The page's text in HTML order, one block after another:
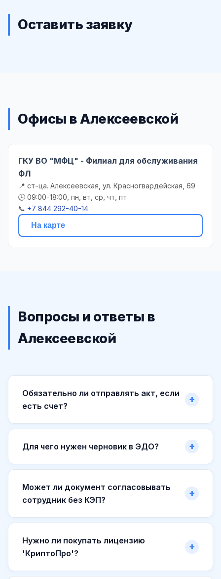
Оставить заявку
Офисы в Алексеевской
ГКУ ВО "МФЦ" - Филиал для обслуживания
ФЛ
📍 ст-ца. Алексеевская, ул. Красногвардейская, 69
🕒 09:00-18:00, пн, вт, ср, чт, пт
📞 +7 844 292-40-14
На карте
Вопросы и ответы в
Алексеевской
Обязательно ли отправлять акт, если
есть счет?
Для чего нужен черновик в ЭДО?
Может ли документ согласовывать
сотрудник без КЭП?
Нужно ли покупать лицензию
'КриптоПро'?